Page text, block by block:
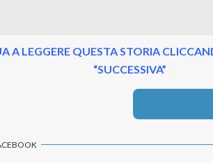
A LEGGERE QUESTA STORIA
“SUCCESSIVA”